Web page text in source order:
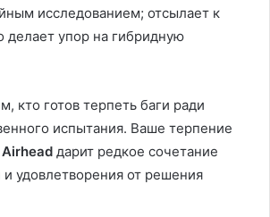
исследованием; отсылает к
делает упор на гибридную
кто готов терпеть баги ради
испытания. Ваше терпение
Airhead дарит редкое сочетание
удовлетворения от решения